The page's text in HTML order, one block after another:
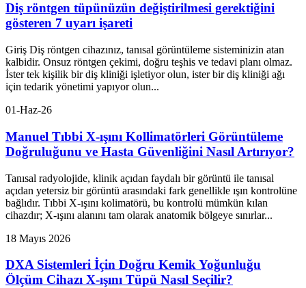
Diş röntgen tüpünüzün değiştirilmesi gerektiğini
gösteren 7 uyarı işareti
Giriş Diş röntgen cihazınız, tanısal görüntüleme sisteminizin atan
kalbidir. Onsuz röntgen çekimi, doğru teşhis ve tedavi planı olmaz.
İster tek kişilik bir diş kliniği işletiyor olun, ister bir diş kliniği ağı
için tedarik yönetimi yapıyor olun...
01-Haz-26
Manuel Tıbbi X-ışını Kollimatörleri Görüntüleme
Doğruluğunu ve Hasta Güvenliğini Nasıl Artırıyor?
Tanısal radyolojide, klinik açıdan faydalı bir görüntü ile tanısal
açıdan yetersiz bir görüntü arasındaki fark genellikle ışın kontrolüne
bağlıdır. Tıbbi X-ışını kolimatörü, bu kontrolü mümkün kılan
cihazdır; X-ışını alanını tam olarak anatomik bölgeye sınırlar...
18 Mayıs 2026
DXA Sistemleri İçin Doğru Kemik Yoğunluğu
Ölçüm Cihazı X-ışını Tüpü Nasıl Seçilir?